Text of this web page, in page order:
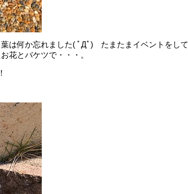
は何か忘れました( ﾟДﾟ) たまたまイベントをして
花とバケツで・・・。